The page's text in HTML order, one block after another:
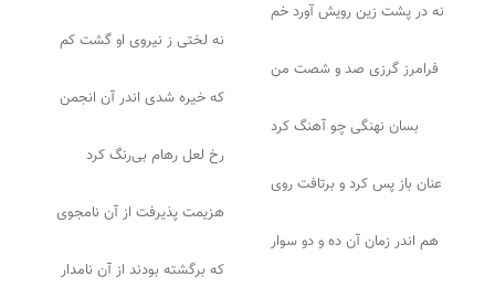
نه در پشت زین رویش آورد خم
نه لختی ز نیروی او گشت کم
فرامرز گرزی صد و شصت من
که خیره شدی اندر آن انجمن
بسان نهنگی چو آهنگ کرد
رخ لعل رهام بی‌رنگ کرد
عنان باز پس کرد و برتافت روی
هزیمت پذیرفت از آن نامجوی
هم اندر زمان آن ده و دو سوار
که برگشته بودند از آن نامدار